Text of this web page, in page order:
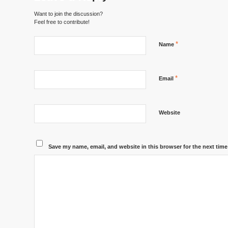
Want to join the discussion?
Feel free to contribute!
Name *
Email *
Website
Save my name, email, and website in this browser for the next